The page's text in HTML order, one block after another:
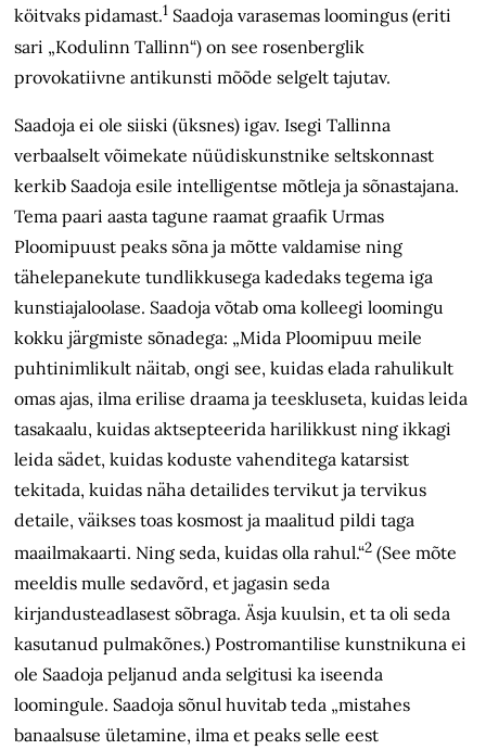
köitvaks pidamast.1 Saadoja varasemas loomingus (eriti
sari „Kodulinn Tallinn“) on see rosenberglik
provokatiivne antikunsti mõõde selgelt tajutav.
Saadoja ei ole siiski (üksnes) igav. Isegi Tallinna
verbaalselt võimekate nüüdiskunstnike seltskonnast
kerkib Saadoja esile intelligentse mõtleja ja sõnastajana.
Tema paari aasta tagune raamat graafik Urmas
Ploomipuust peaks sõna ja mõtte valdamise ning
tähelepanekute tundlikkusega kadedaks tegema iga
kunstiajaloolase. Saadoja võtab oma kolleegi loomingu
kokku järgmiste sõnadega: „Mida Ploomipuu meile
puhtinimlikult näitab, ongi see, kuidas elada rahulikult
omas ajas, ilma erilise draama ja teeskluseta, kuidas leida
tasakaalu, kuidas aktsepteerida harilikkust ning ikkagi
leida sädet, kuidas koduste vahenditega katarsist
tekitada, kuidas näha detailides tervikut ja tervikus
detaile, väikses toas kosmost ja maalitud pildi taga
maailmakaarti. Ning seda, kuidas olla rahul.“2 (See mõte
meeldis mulle sedavõrd, et jagasin seda
kirjandusteadlasest sõbraga. Äsja kuulsin, et ta oli seda
kasutanud pulmakõnes.) Postromantilise kunstnikuna ei
ole Saad­oja peljanud anda selgitusi ka iseenda
loomingule. Saadoja sõnul huvitab teda „mistahes
banaalsuse ületamine, ilma et peaks selle eest